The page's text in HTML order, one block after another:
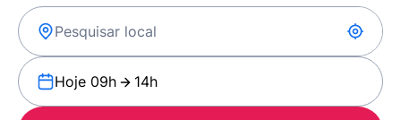
Hoje 09h 14h